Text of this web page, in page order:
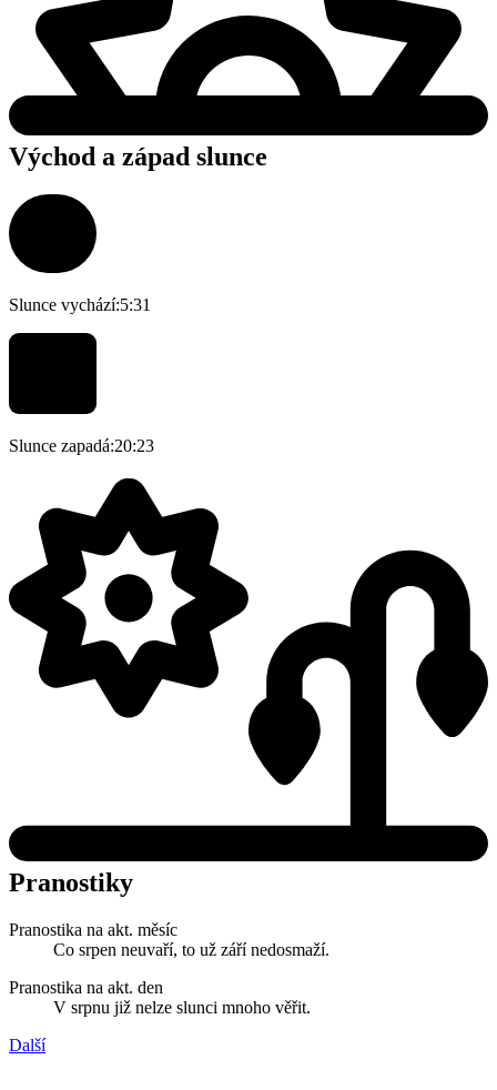
Východ a západ slunce
Slunce vychází:5:31
Slunce zapadá:20:23
Pranostiky
Pranostika na akt. měsíc
Co srpen neuvaří, to už září nedosmaží.
Pranostika na akt. den
V srpnu již nelze slunci mnoho věřit.
Další